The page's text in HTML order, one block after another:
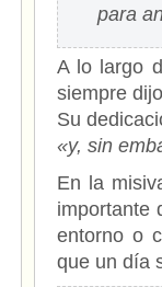
para
A lo largo
siempre
Su
«y, sin
En la
importante
entorno o
que un día